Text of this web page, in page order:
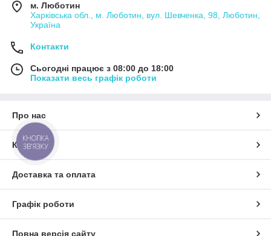
м. Люботин
Харківська обл., м. Люботин, вул. Шевченка, 98, Люботин,
Україна
Контакти
Сьогодні працює з 08:00 до 18:00
Показати весь графік роботи
Про нас
Контакти
Доставка та оплата
Графік роботи
Повна версія сайту
КНОПКА
ЗВ'ЯЗКУ